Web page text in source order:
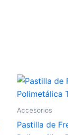
Accesorios
Pastilla de